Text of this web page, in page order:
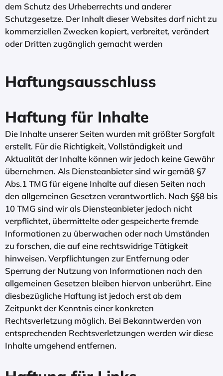
dem Schutz des Urheberrechts und anderer
Schutzgesetze. Der Inhalt dieser Websites darf nicht zu
kommerziellen Zwecken kopiert, verbreitet, verändert
oder Dritten zugänglich gemacht werden
Haftungsausschluss
Haftung für Inhalte
Die Inhalte unserer Seiten wurden mit größter Sorgfalt
erstellt. Für die Richtigkeit, Vollständigkeit und
Aktualität der Inhalte können wir jedoch keine Gewähr
übernehmen. Als Diensteanbieter sind wir gemäß §7
Abs.1 TMG für eigene Inhalte auf diesen Seiten nach
den allgemeinen Gesetzen verantwortlich. Nach §§8 bis
10 TMG sind wir als Diensteanbieter jedoch nicht
verpflichtet, übermittelte oder gespeicherte fremde
Informationen zu überwachen oder nach Umständen
zu forschen, die auf eine rechtswidrige Tätigkeit
hinweisen. Verpflichtungen zur Entfernung oder
Sperrung der Nutzung von Informationen nach den
allgemeinen Gesetzen bleiben hiervon unberührt. Eine
diesbezügliche Haftung ist jedoch erst ab dem
Zeitpunkt der Kenntnis einer konkreten
Rechtsverletzung möglich. Bei Bekanntwerden von
entsprechenden Rechtsverletzungen werden wir diese
Inhalte umgehend entfernen.​